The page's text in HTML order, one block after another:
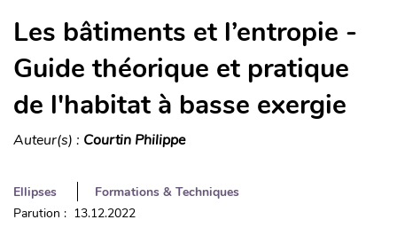
Les bâtiments et l’entropie -
Guide théorique et pratique
de l'habitat à basse exergie
Auteur(s) : Courtin Philippe
Ellipses
Formations & Techniques
Parution : 13.12.2022